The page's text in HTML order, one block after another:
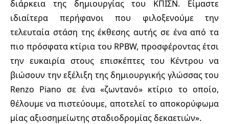
διάρκεια της δημιουργίας του ΚΠΙΣΝ. Είμαστε
ιδιαίτερα περήφανοι που φιλοξενούμε την
τελευταία στάση της έκθεσης αυτής σε ένα από τα
πιο πρόσφατα κτίρια του RPBW, προσφέροντας έτσι
την ευκαιρία στους επισκέπτες του Κέντρου να
βιώσουν την εξέλιξη της δημιουργικής γλώσσας του
Renzo Piano σε ένα «ζωντανό» κτίριο το οποίο,
θέλουμε να πιστεύουμε, αποτελεί το αποκορύφωμα
μίας αξιοσημείωτης σταδιοδρομίας δεκαετιών».